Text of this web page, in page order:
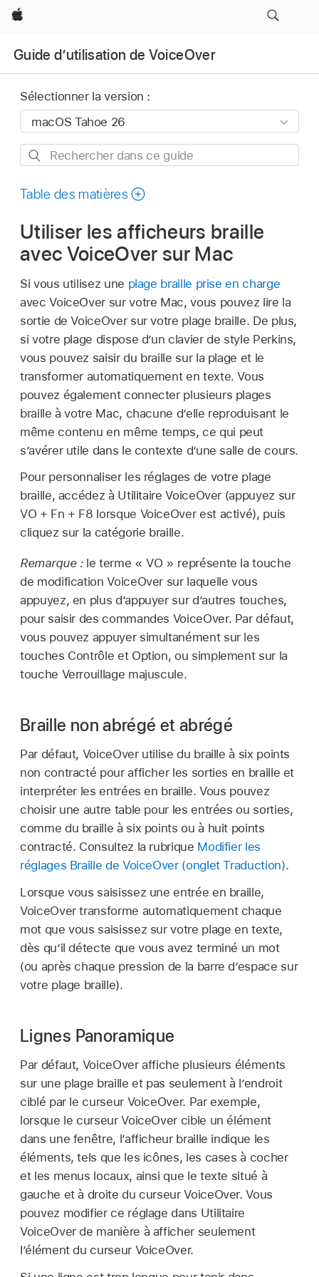
Apple
Guide dʼutilisation de VoiceOver
Sélectionner la version :
Rechercher
ce
Table des matières
Utiliser les afficheurs braille
avec VoiceOver sur Mac
Si vous utilisez une plage braille prise en charge
avec VoiceOver sur votre Mac, vous pouvez lire la
sortie de VoiceOver sur votre plage braille. De plus,
si votre plage dispose d’un clavier de style Perkins,
vous pouvez saisir du braille sur la plage et le
transformer automatiquement en texte. Vous
pouvez également connecter plusieurs plages
braille à votre Mac, chacune d’elle reproduisant le
même contenu en même temps, ce qui peut
s’avérer utile dans le contexte d’une salle de cours.
Pour personnaliser les réglages de votre plage
braille, accédez à Utilitaire VoiceOver (appuyez sur
VO + Fn + F8 lorsque VoiceOver est activé), puis
cliquez sur la catégorie braille.
Remarque : le terme « VO » représente la touche
de modification VoiceOver sur laquelle vous
appuyez, en plus d’appuyer sur d’autres touches,
pour saisir des commandes VoiceOver. Par défaut,
vous pouvez appuyer simultanément sur les
touches Contrôle et Option, ou simplement sur la
touche Verrouillage majuscule.
Braille non abrégé et abrégé
Par défaut, VoiceOver utilise du braille à six points
non contracté pour afficher les sorties en braille et
interpréter les entrées en braille. Vous pouvez
choisir une autre table pour les entrées ou sorties,
comme du braille à six points ou à huit points
contracté. Consultez la rubrique Modifier les
réglages Braille de VoiceOver (onglet Traduction).
Lorsque vous saisissez une entrée en braille,
VoiceOver transforme automatiquement chaque
mot que vous saisissez sur votre plage en texte,
dès qu’il détecte que vous avez terminé un mot
(ou après chaque pression de la barre d’espace sur
votre plage braille).
Lignes Panoramique
Par défaut, VoiceOver affiche plusieurs éléments
sur une plage braille et pas seulement à l’endroit
ciblé par le curseur VoiceOver. Par exemple,
lorsque le curseur VoiceOver cible un élément
dans une fenêtre, l’afficheur braille indique les
éléments, tels que les icônes, les cases à cocher
et les menus locaux, ainsi que le texte situé à
gauche et à droite du curseur VoiceOver. Vous
pouvez modifier ce réglage dans Utilitaire
VoiceOver de manière à afficher seulement
l’élément du curseur VoiceOver.